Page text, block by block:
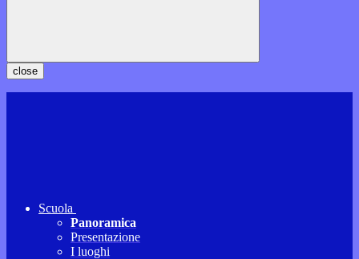
close
Scuola
Panoramica
Presentazione
I luoghi